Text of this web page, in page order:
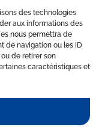
des technologies
aux informations des
nous permettra de
de navigation ou les ID
de retirer son
caractéristiques et